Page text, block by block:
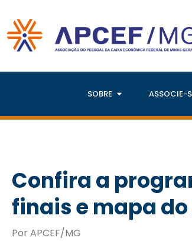
SOBRE ASSOCIE-
Confira a
finais e mapa do
Por APCEF/MG